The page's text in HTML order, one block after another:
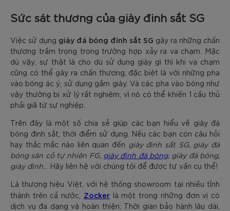
Sức sát thương của giày đinh sắt SG
Việc sử dụng giày đá bóng đinh sắt SG gây ra những chấn
thương trầm trọng trong trường hợp xảy ra va chạm. Mặc
dù vậy, sự thật là cho dù sử dụng giày gì thì khi va chạm
cũng có thể gây ra chấn thương, đặc biệt là với những pha
vào bóng ác ý, sử dụng gầm giày. Và các pha vào bóng như
vậy thường bị xử lý rất nghiêm, vì nó có thể khiến 1 cầu thủ
phải giã từ sự nghiệp.
Trên đây là một số chia sẻ giúp các bạn hiểu về giày đá
bóng đinh sắt, thời điểm sử dụng. Nếu các bạn còn câu hỏi
hay thắc mắc nào liên quan đến giày đinh sắt SG, giày đá
bóng sân cỏ tự nhiên FG, giày đinh đá bóng, giày đá bóng,
giày đinh ... Hãy liên hệ với chúng tôi để được tư vấn cụ thể!
Là thương hiệu Việt, với hệ thống showroom tại nhiều tỉnh
thành trên cả nước, Zocker là một trong những đơn vị có
dịch vụ đa dạng và hoàn thiện: Thời gian bảo hành lâu dài,